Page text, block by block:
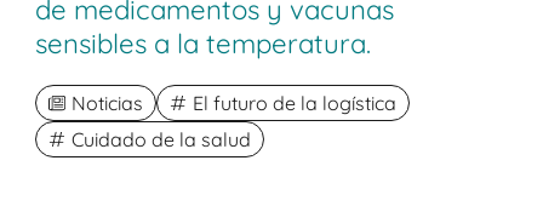
de medicamentos y vacunas
sensibles a la temperatura.
Noticias
El futuro de la logística
Cuidado de la salud